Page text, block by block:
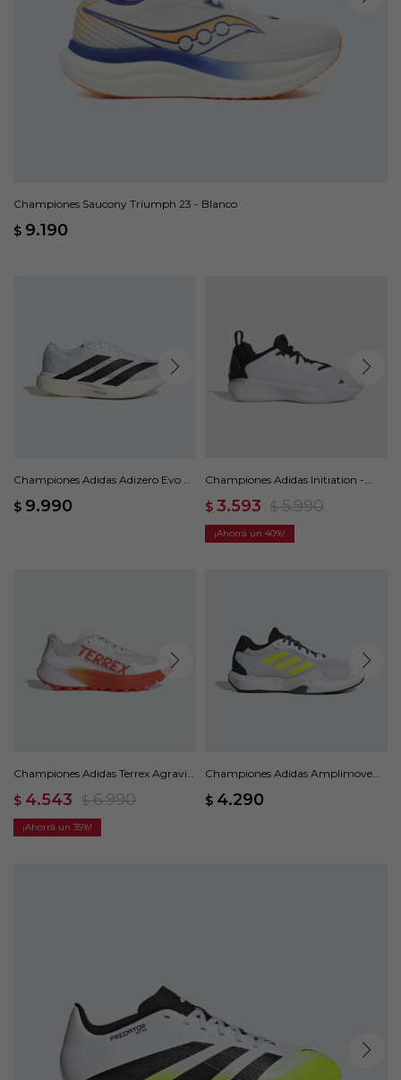
Championes Saucony Triumph 23 - Blanco
$ 9.190
Championes Adidas Adizero Evo SL
$ 9.990
Championes Adidas Initiation -
$ 3.593 $ 5.990
40
Championes Adidas Terrex Agravic
$ 4.543 $ 6.990
35
Championes Adidas Amplimove
$ 4.290